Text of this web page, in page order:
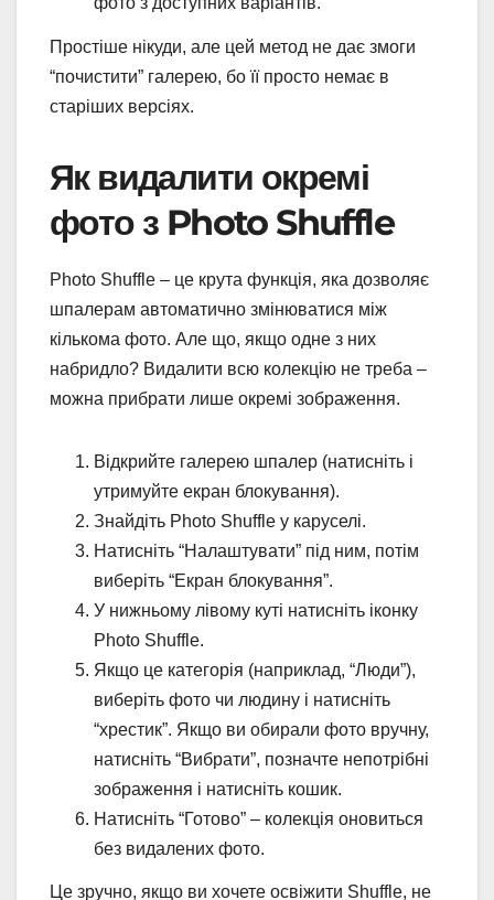
Простіше нікуди, але цей метод не дає змоги
“почистити” галерею, бо її просто немає в
старіших версіях.
Як видалити окремі
фото з Photo Shuffle
Photo Shuffle – це крута функція, яка дозволяє
шпалерам автоматично змінюватися між
кількома фото. Але що, якщо одне з них
набридло? Видалити всю колекцію не треба –
можна прибрати лише окремі зображення.
Відкрийте галерею шпалер (натисніть і
утримуйте екран блокування).
Знайдіть Photo Shuffle у каруселі.
Натисніть “Налаштувати” під ним, потім
виберіть “Екран блокування”.
У нижньому лівому куті натисніть іконку
Photo Shuffle.
Якщо це категорія (наприклад, “Люди”),
виберіть фото чи людину і натисніть
“хрестик”. Якщо ви обирали фото вручну,
натисніть “Вибрати”, позначте непотрібні
зображення і натисніть кошик.
Натисніть “Готово” – колекція оновиться
без видалених фото.
Це зручно, якщо ви хочете освіжити Shuffle, не